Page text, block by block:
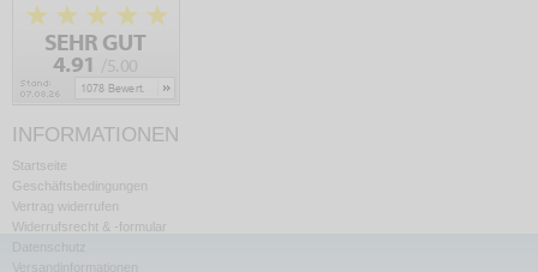
INFORMATIONEN
Startseite
Geschäftsbedingungen
Vertrag widerrufen
Widerrufsrecht & -formular
Datenschutz
Versandinformationen